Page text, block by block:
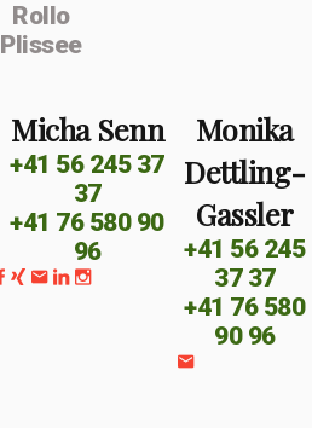
Rollo
Plissee
Micha Senn
+41 56 245 37
37
+41 76 580 90
96
Monika
Dettling-
Gassler
+41 56 245
37 37
+41 76 580
90 96